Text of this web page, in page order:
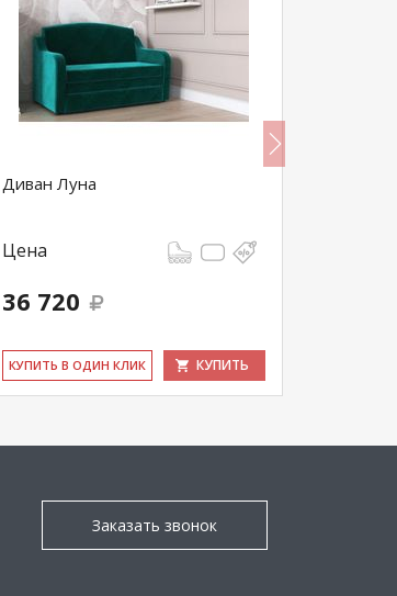
Диван Луна
Цена
36 720
КУ­ПИТЬ В ОДИН КЛИК КУПИТЬ
Заказать звонок